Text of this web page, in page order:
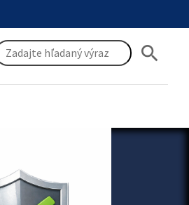
search